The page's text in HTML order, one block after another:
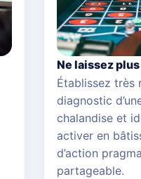
Ne laissez
Établissez très
diagnostic
chalandise et
activer en
d’action
partageable.